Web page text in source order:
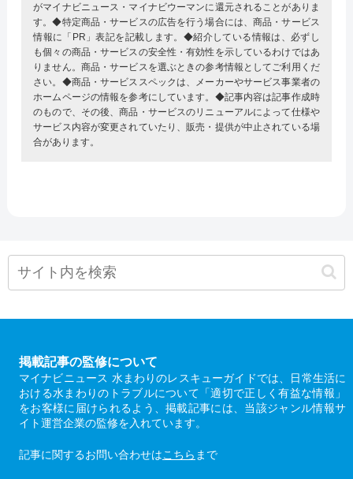
がマイナビニュース・マイナビウーマンに還元されることがありま
す。◆特定商品・サービスの広告を行う場合には、商品・サービス
情報に「PR」表記を記載します。◆紹介している情報は、必ずし
も個々の商品・サービスの安全性・有効性を示しているわけではあ
りません。商品・サービスを選ぶときの参考情報としてご利用くだ
さい。◆商品・サービススペックは、メーカーやサービス事業者の
ホームページの情報を参考にしています。◆記事内容は記事作成時
のもので、その後、商品・サービスのリニューアルによって仕様や
サービス内容が変更されていたり、販売・提供が中止されている場
合があります。
掲載記事の監修について
マイナビニュース 水まわりのレスキューガイドでは、日常生活に
おける水まわりのトラブルについて「適切で正しく有益な情報」
をお客様に届けられるよう、掲載記事には、当該ジャンル情報サ
イト運営企業の監修を入れています。
記事に関するお問い合わせはこちら まで